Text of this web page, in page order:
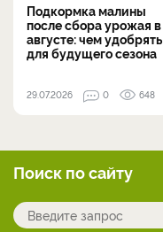
Подкормка малины
после сбора урожая в
августе: чем удобрять
для будущего сезона
29.07.2026 0 648
Поиск по сайту